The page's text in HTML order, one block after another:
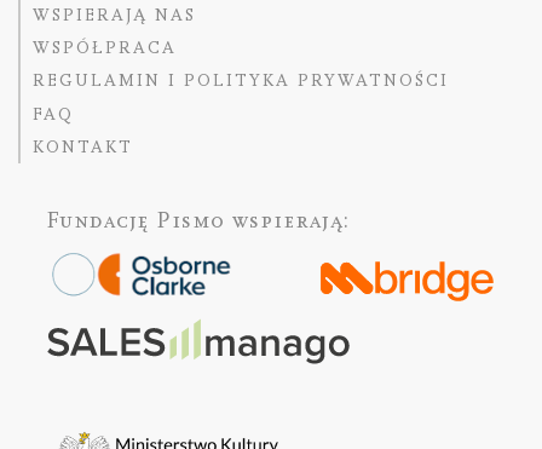
WSPIERAJĄ NAS
WSPÓŁPRACA
REGULAMIN I POLITYKA PRYWATNOŚCI
FAQ
KONTAKT
Fundację Pismo wspierają: